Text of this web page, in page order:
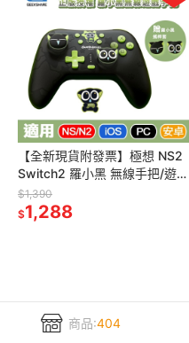
【全新現貨附發票】極想 NS2
Switch2 羅小黑 無線手把/遊戲
控制器 (支援PC/iOS/安卓)內建
巨集功能
$1,390
$1,288
商品:404